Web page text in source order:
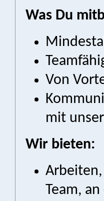
Was Du
Von
mit
Wir bieten:
Team,